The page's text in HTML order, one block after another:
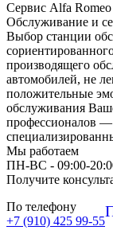
Сервис Alfa Romeo
Обслуживание и
Выбор станции
производящего
автомобилей, не
положительные
обслуживания
профессионалов —
Мы работаем
ПН-ВC - 09:00-
Получите
По телефону
+7 (910) 425 99-55